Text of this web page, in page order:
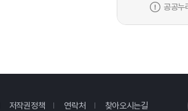
공공누
저작권정책 연락처 찾아오시는길